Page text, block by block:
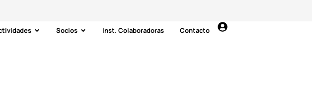
Socios Inst. Colaboradoras Contacto